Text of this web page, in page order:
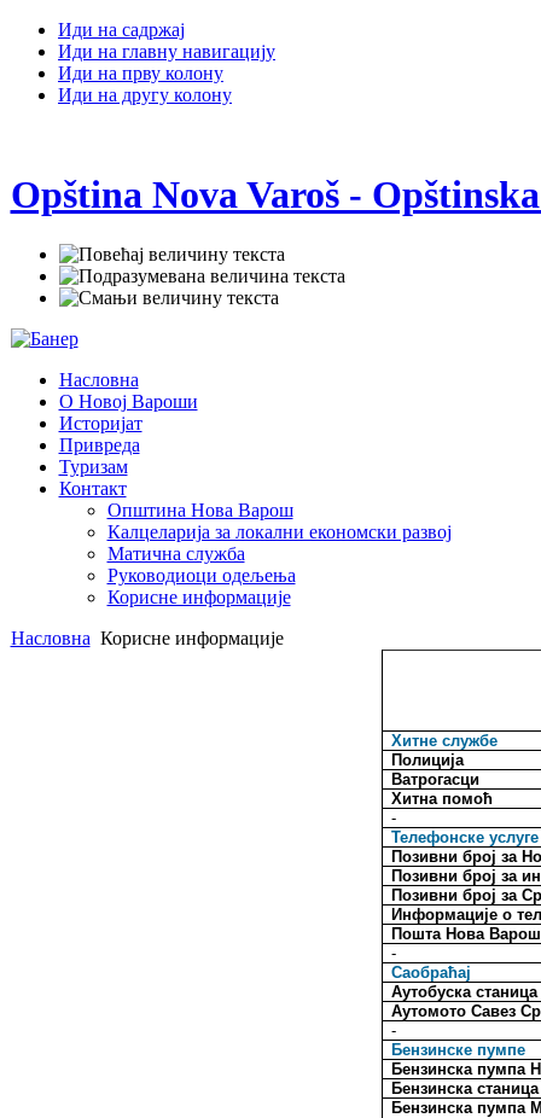
Иди на садржај
Иди на главну навигацију
Иди на прву колону
Иди на другу колону
Opština Nova Varoš -
Насловна
О Новој Вароши
Историјат
Привреда
Туризам
Контакт
Општина Нова Варош
Калцеларија за локални економски развој
Матична служба
Руководиоци одељења
Корисне информације
Насловна Корисне информације
Хитне службе
Полиција
Ватрогасци
Хитна помоћ
-
Телефонске услуге
Позивни број за
Позивни број за
Позивни број за
Информације о
Поштa Нова Варош
-
Саобраћај
Аутобуска станица
Аутомото Савез
-
Бензинске пумпе
Бензинска пумпа
Бензинска
Бензинска пумпа